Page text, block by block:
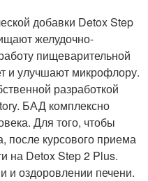
добавки Detox Step
желудочно-
пищеварительной
и улучшают микрофлору.
разработкой
БАД комплексно
Для того, чтобы
после курсового приема
на Detox Step 2 Plus.
и оздоровлении печени.